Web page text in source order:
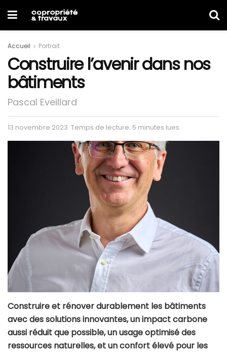
Accueil Portrait
Construire l’avenir dans nos
bâtiments
Pascal Eveillard
13 novembre 2023 Temps de lecture: 5 minutes lues
Construire et rénover durablement les bâtiments
avec des solutions innovantes, un impact carbone
aussi réduit que possible, un usage optimisé des
ressources naturelles, et un confort élevé pour les